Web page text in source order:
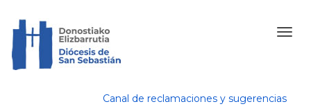
Canal de reclamaciones y sugerencias